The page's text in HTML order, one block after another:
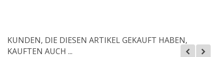
KUNDEN, DIE DIESEN ARTIKEL GEKAUFT HABEN,
KAUFTEN AUCH ...